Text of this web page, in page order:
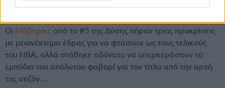
Οι Μάβερικς από το #5 της Δύσης πήραν τρεις προκρίσεις
με μειονέκτημα έδρας για να φτάσουν ως τους τελικούς
του ΝΒΑ, αλλά στάθηκε αδύνατο να υπερκεράσουν το
εμπόδιο του απόλυτου φαβορί για τον τίτλο από την αρχή
της σεζόν…